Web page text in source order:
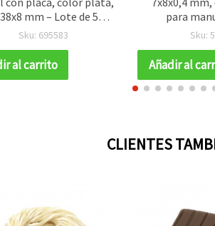
mm – Lote de 5
piezas
Sku: 695583
al carrito
para
Sku:
Añadir al
CLIENTES